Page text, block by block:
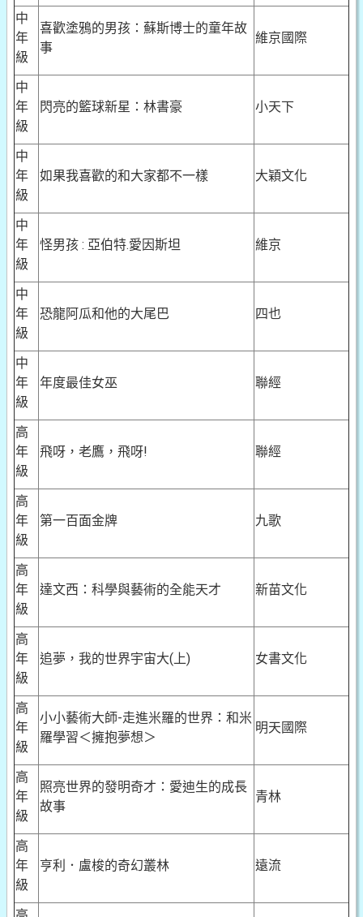
中
年
級
喜歡塗鴉的男孩：蘇斯博士的童年故
事
維京國際
中
年
級
閃亮的籃球新星：林書豪 小天下
中
年
級
如果我喜歡的和大家都不一樣 大穎文化
中
年
級
怪男孩 : 亞伯特.愛因斯坦 維京
中
年
級
恐龍阿瓜和他的大尾巴 四也
中
年
級
年度最佳女巫 聯經
高
年
級
飛呀，老鷹，飛呀! 聯經
高
年
級
第一百面金牌 九歌
高
年
級
達文西：科學與藝術的全能天才 新苗文化
高
年
級
追夢，我的世界宇宙大(上) 女書文化
高
年
級
小小藝術大師-走進米羅的世界：和米
羅學習＜擁抱夢想＞
明天國際
高
年
級
照亮世界的發明奇才：愛迪生的成長
故事
青林
高
年
級
亨利．盧梭的奇幻叢林 遠流